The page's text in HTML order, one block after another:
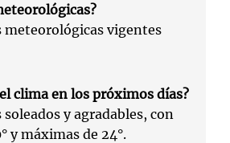
meteorológicas vigentes
clima en los próximos días?
soleados y agradables, con
y máximas de 24°.